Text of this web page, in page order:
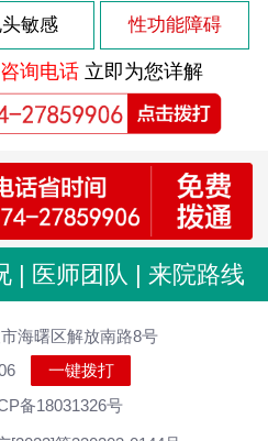
敏感 性功能障碍
询电话立即为您详解
| 医师团队 | 来院路线
海曙区解放南路8号
一键拨打
备18031326号